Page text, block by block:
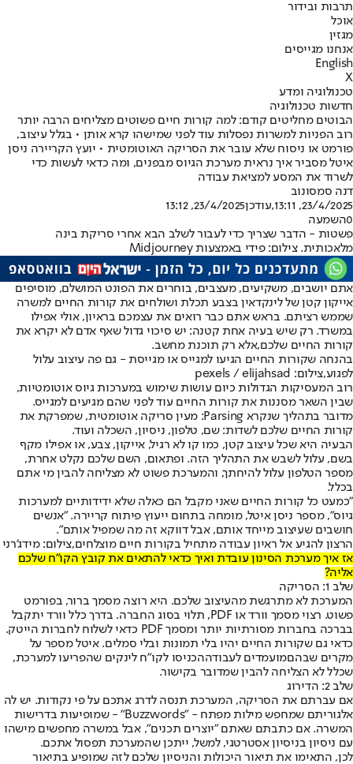
תרבות ובידור
אוכל
מגזין
אנחנו מגייסים
English
X
טכנולוגיה ומדע
חדשות טכנולוגיה
הבוטים מחליטים קודם: למה קורות חיים פשוטים מצליחים הרבה יותר
רוב הפניות למשרות נפסלות עוד לפני שמישהו קרא אותן • בגלל עיצוב,
פורמט או ניסוח שלא עובר את הסריקה האוטומטית • יועץ הקריירה ניסן
איטל מסביר איך נראית מערכת הגיוס מבפנים, ומה כדאי לעשות כדי
לשרוד את המסע למציאת עבודה
דנה סמסונוב
23/4/2025, 13:11
,עודכן23/4/2025, 13:12
0השמעה
פשטות - הדבר שצריך כדי לעבור לשלב הבא אחרי סריקת בינה
מלאכותית. צילום: פידי באמצעות Midjourney
אתם יושבים, משקיעים, מעצבים, בוחרים את הפונט המושלם, מוסיפים
אייקון קטן של לינקדאין בצבע תכלת ושולחים את קורות החיים למשרה
שממש רציתם. בראש אתם כבר רואים את עצמכם בראיון, אולי אפילו
במשרד. רק שיש בעיה אחת קטנה: יש סיכוי גדול שאף אדם לא יקרא את
קורות החיים שלכם,אלא רק תוכנת מחשב.
בהנחה שקורות החיים הגיעו למגייס או מגייסת - גם פה עיצוב עלול
לפגוע,צילום: pexels / elijahsad
רוב המעסיקות הגדולות כיום עושות שימוש במערכות גיוס אוטומטיות,
שבין השאר מסננות את קורות החיים עוד לפני שהם מגיעים למגייס.
מדובר בתהליך שנקרא Parsing: מעין סריקה אוטומטית, שמפרקת את
קורות החיים שלכם לשדות: שם, טלפון, ניסיון, השכלה ועוד.
הבעיה היא שכל עיצוב קטן, כמו קו לא רגיל, אייקון, צבע, או אפילו מקף
בשם, עלול לשבש את התהליך הזה. ופתאום, השם שלכם נקלט אחרת,
מספר הטלפון עלול להיחתך, והמערכת פשוט לא מצליחה להבין מי אתם
בכלל.
"כמעט כל קורות החיים שאני מקבל הם כאלה שלא ידידותיים למערכות
גיוס", מספר ניסן איטל, מומחה בתחום ייעוץ פיתוח קריירה. "אנשים
חושבים שעיצוב מייחד אותם, אבל דווקא זה מה שמפיל אותם".
הרצון להגיע אל ראיון עבודה מתחיל בקורות חיים מוצלחים,צילום: מידג'רני
אז איך מערכת הסינון עובדת ואיך כדאי להתאים את קובץ הקו"ח שלכם
אליה?
שלב 1: הסריקה
המערכת לא מתרגשת מהעיצוב שלכם. היא רוצה מסמך ברור, בפורמט
פשוט. רצוי מסמך וורד או PDF, תלוי בסוג החברה. בדרך כלל וורד יתקבל
בברכה בחברות מסורתיות יותר ומסמך PDF כדאי לשלוח לחברות הייטק.
כדאי גם שקורות החיים יהיו בלי תמונות ובלי סמלים. איטל מספר על
מקרים שבהםמועמדים לעבודההכניסו לקו"ח לינקים שהפריעו למערכת,
שכלל לא הצליחה להבין שמדובר בקישור.
שלב 2: הדירוג
אם עברתם את הסריקה, המערכת תנסה לדרג אתכם על פי נקודות. יש לה
אלגוריתם שמחפש מילות מפתח - "Buzzwords" - שמופיעות בדרישות
המשרה. אם כתבתם שאתם "יוצרים תכנים", אבל במשרה מחפשים מישהו
עם ניסיון בניסיון אסטרטגי, למשל, ייתכן שהמערכת תפסול אתכם.
לכן, התאימו את תיאור היכולות והניסיון שלכם לזה שמופיע בתיאור